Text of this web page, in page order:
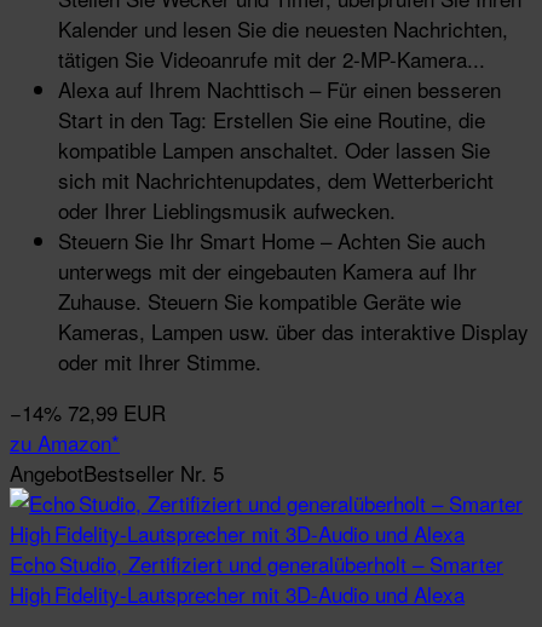
Kalender und lesen Sie die neuesten Nachrichten,
tätigen Sie Videoanrufe mit der 2-MP-Kamera...
Alexa auf Ihrem Nachttisch – Für einen besseren
Start in den Tag: Erstellen Sie eine Routine, die
kompatible Lampen anschaltet. Oder lassen Sie
sich mit Nachrichtenupdates, dem Wetterbericht
oder Ihrer Lieblingsmusik aufwecken.
Steuern Sie Ihr Smart Home – Achten Sie auch
unterwegs mit der eingebauten Kamera auf Ihr
Zuhause. Steuern Sie kompatible Geräte wie
Kameras, Lampen usw. über das interaktive Display
oder mit Ihrer Stimme.
−14% 72,99 EUR
zu Amazon*
AngebotBestseller Nr. 5
Echo Studio, Zertifiziert und generalüberholt – Smarter
High Fidelity-Lautsprecher mit 3D-Audio und Alexa